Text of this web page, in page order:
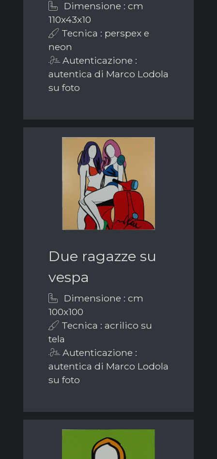
Dimensione : cm
110x43x10
Tecnica : perspex e
neon
Autenticazione :
autentica di Marco Lodola
su foto
Due ragazze su
vespa
Dimensione : cm
100x100
Tecnica : acrilico su
tela
Autenticazione :
autentica di Marco Lodola
su foto